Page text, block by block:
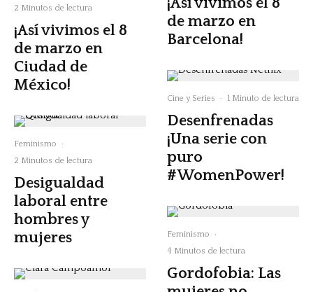
2 Minutos de lectura
¡Así vivimos el 8
de marzo en
Ciudad de
México!
Feminismo
·
2 Minutos de lectura
Desigualdad
laboral entre
hombres y
mujeres
de marzo en
Barcelona!
Cine y Series · 1 Minuto de lectura
Desenfrenadas
¡Una serie con
puro
#WomenPower!
Feminismo
·
4 Minutos de lectura
Gordofobia: Las